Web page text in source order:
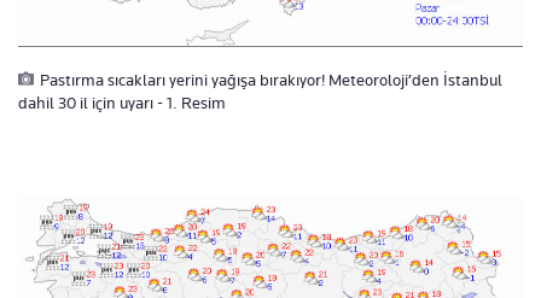
Pastırma sıcakları yerini yağışa bırakıyor! Meteoroloji’den İstanbul
dahil 30 il için uyarı - 1. Resim